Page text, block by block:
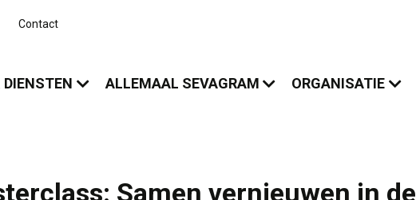
Contact
ALLEMAAL SEVAGRAM ORGANISATIE
Samen vernieuwen in de